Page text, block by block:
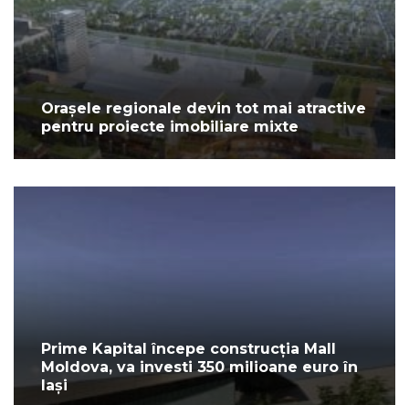
Orașele regionale devin tot mai atractive
pentru proiecte imobiliare mixte
Prime Kapital începe construcția Mall
Moldova, va investi 350 milioane euro în
Iași